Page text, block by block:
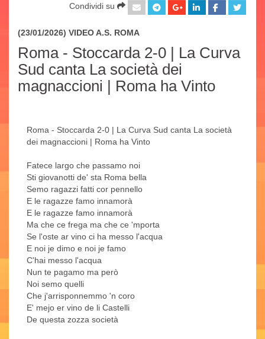
Condividi su
(23/01/2026) VIDEOA.S. ROMA
Roma - Stoccarda 2-0 | La Curva
Sud canta La società dei
magnaccioni | Roma ha Vinto
Roma - Stoccarda 2-0 | La Curva Sud canta La società
dei magnaccioni | Roma ha Vinto
Fatece largo che passamo noi
Sti giovanotti de' sta Roma bella
Semo ragazzi fatti cor pennello
E le ragazze famo innamorà
E le ragazze famo innamorà
Ma che ce frega ma che ce 'mporta
Se l'oste ar vino ci ha messo l'acqua
E noi je dimo e noi je famo
C'hai messo l'acqua
Nun te pagamo ma però
Noi semo quelli
Che j'arrisponnemmo 'n coro
E' mejo er vino de li Castelli
De questa zozza società